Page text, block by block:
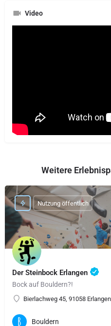
Video
Weitere
Der Steinbock Erlangen
Bock auf Bouldern?!
Bierlachweg 45, 91058 Erlangen
Nutzung öffentlich
Bouldern